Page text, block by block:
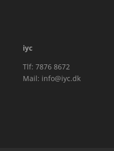
iyc
Tlf: 7876 8672
Mail: info@iyc.dk